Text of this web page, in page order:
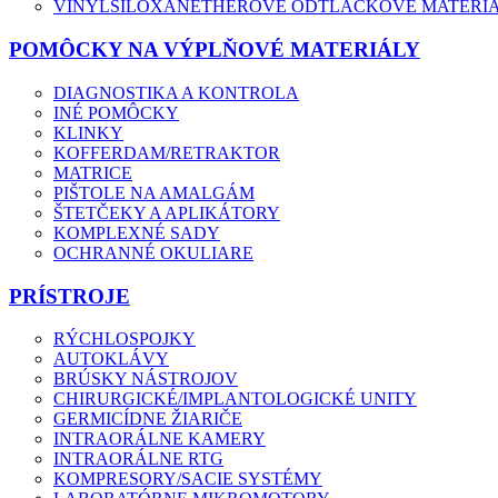
VINYLSILOXANETHEROVÉ ODTLAČKOVÉ
POMÔCKY NA VÝPLŇOVÉ MATERIÁLY
DIAGNOSTIKA A KONTROLA
INÉ POMÔCKY
KLINKY
KOFFERDAM/RETRAKTOR
MATRICE
PIŠTOLE NA AMALGÁM
ŠTETČEKY A APLIKÁTORY
KOMPLEXNÉ SADY
OCHRANNÉ OKULIARE
PRÍSTROJE
RÝCHLOSPOJKY
AUTOKLÁVY
BRÚSKY NÁSTROJOV
CHIRURGICKÉ/IMPLANTOLOGICKÉ UNITY
GERMICÍDNE ŽIARIČE
INTRAORÁLNE KAMERY
INTRAORÁLNE RTG
KOMPRESORY/SACIE SYSTÉMY